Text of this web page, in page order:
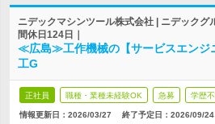
ニデックマシンツール株式会社 | ニデックグ
間休日124日｜
≪広島≫工作機械の【サービスエンジ
工G
正社員 職種・業種未経験OK 急募 学歴
情報更新日：2026/03/27 終了予定日： 2026/09/24